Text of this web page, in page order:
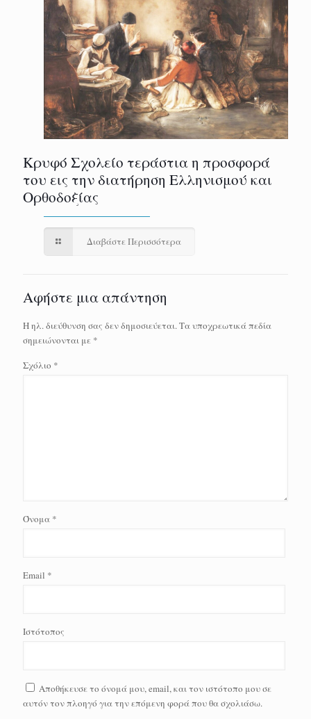
Κρυφό Σχολείο τεράστια η προσφορά
του εις την διατήρηση Ελληνισμού και
Ορθοδοξίας
Διαβάστε Περισσότερα
Αφήστε μια απάντηση
Η ηλ. διεύθυνση σας δεν δημοσιεύεται. Τα υποχρεωτικά πεδία
σημειώνονται με *
Σχόλιο *
Όνομα *
Email *
Ιστότοπος
Αποθήκευσε το όνομά μου, email, και τον ιστότοπο μου σε
αυτόν τον πλοηγό για την επόμενη φορά που θα σχολιάσω.